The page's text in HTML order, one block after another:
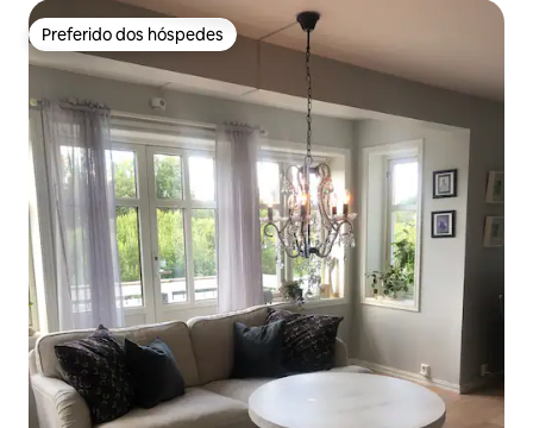
Preferido dos hóspedes
Preferido dos hóspedes